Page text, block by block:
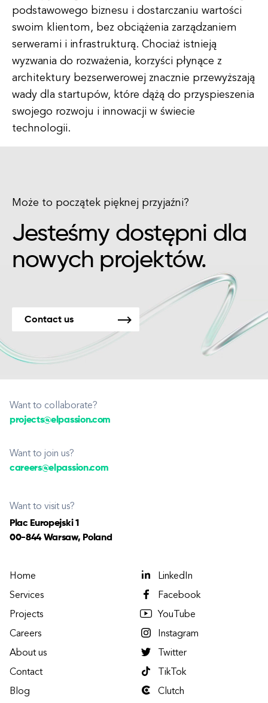
podstawowego biznesu i dostarczaniu wartości
swoim klientom, bez obciążenia zarządzaniem
serwerami i infrastrukturą. Chociaż istnieją
wyzwania do rozważenia, korzyści płynące z
architektury bezserwerowej znacznie przewyższają
wady dla startupów, które dążą do przyspieszenia
swojego rozwoju i innowacji w świecie
technologii.
Może to początek pięknej przyjaźni?
Jesteśmy dostępni dla
nowych projektów.
Contact us
Want to collaborate?
projects@elpassion.com
Want to join us?
careers@elpassion.com
Want to visit us?
Plac Europejski 1
00-844 Warsaw, Poland
Home
Services
Projects
Careers
About us
Contact
Blog
LinkedIn
Facebook
YouTube
Instagram
Twitter
TikTok
Clutch